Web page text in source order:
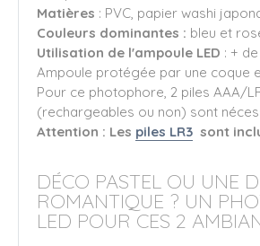
Matières : PVC, papier washi
Couleurs dominantes : bleu et
Utilisation de l'ampoule LED : +
Ampoule protégée par une coque
Pour ce photophore, 2 piles AAA/
(rechargeables ou non) sont
Attention : Les piles LR3 sont
DÉCO PASTEL OU UNE
ROMANTIQUE ? UN
LED POUR CES 2